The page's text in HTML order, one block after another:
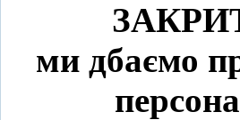
ми дбаємо